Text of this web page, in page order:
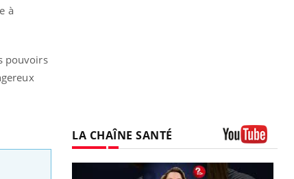
à
pouvoirs
LA CHAÎNE SANTÉ